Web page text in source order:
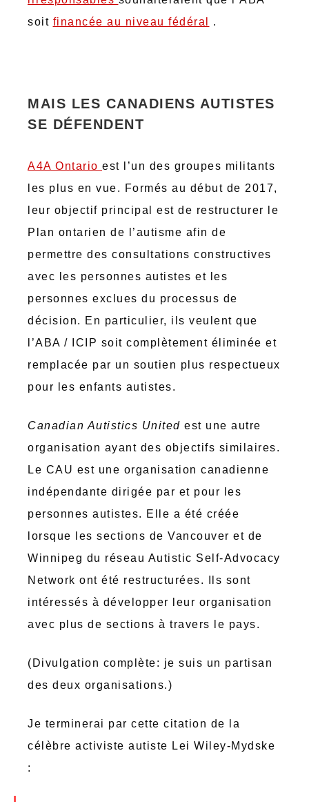
soit financée au niveau fédéra .
MAIS LES CANADIENS AUTISTES
SE DÉFENDENT
A4A Ontario est l’un des groupes militants
les plus en vue. Formés au début de 2017,
leur objectif principal est de restructurer le
Plan ontarien de l’autisme afin de
permettre des consultations constructives
avec les personnes autistes et les
personnes exclues du processus de
décision. En particulier, ils veulent que
l’ABA / ICIP soit complètement éliminée et
remplacée par un soutien plus respectueux
pour les enfants autistes.
Canadian Autistics United est une autre
organisation ayant des objectifs similaires.
Le CAU est une organisation canadienne
indépendante dirigée par et pour les
personnes autistes. Elle a été créée
lorsque les sections de Vancouver et de
Winnipeg du réseau Autistic Self-Advocacy
Network ont ​​été restructurées. Ils sont
intéressés à développer leur organisation
avec plus de sections à travers le pays.
(Divulgation complète: je suis un partisan
des deux organisations.)
Je terminerai par cette citation de la
célèbre activiste autiste Lei Wiley-Mydske
: